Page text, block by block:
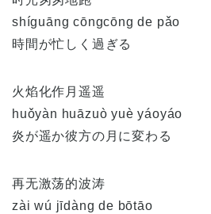
shíguāng cōngcōng de pǎo
時間が忙しく過ぎる
火焰化作月遥遥
huǒyàn huāzuò yuè yáoyáo
炎が遥か彼方の月に変わる
再无激荡的波涛
zài wú jīdàng de bōtāo